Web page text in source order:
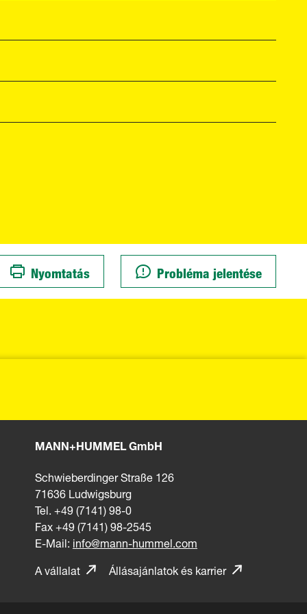
Nyomtatás Probléma jelentése
MANN+HUMMEL GmbH
Schwieberdinger Straße 126
71636 Ludwigsburg
Tel. +49 (7141) 98-0
Fax +49 (7141) 98-2545
E-Mail: info@mann-hummel.com
A vállalat
Állásajánlatok és karrier